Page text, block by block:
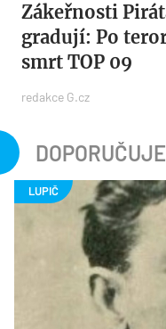
Zákeřnosti
gradují: Po
smrt TOP 09
redakce G.cz